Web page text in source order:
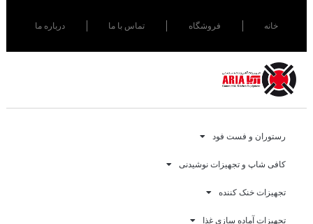
خانه فروشگاه تماس با ما درباره ما
رستوران و فست فود
کافی شاپ و تجهیزات نوشیدنی
تجهیزات خنک کننده
تجهیزات آماده سازی غذا